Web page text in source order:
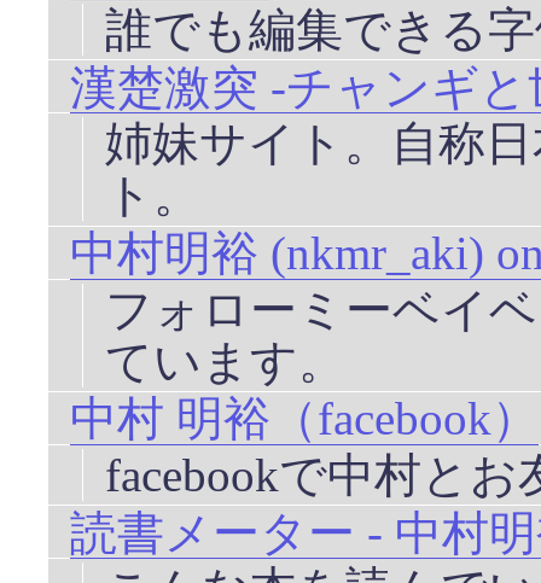
誰でも編集できる
漢楚激突 -チャンギ
姉妹サイト。自称
ト。
中村明裕 (nkmr_aki)
フォローミーベイ
ています。
中村 明裕（facebook）
facebookで中村と
読書メーター - 中村